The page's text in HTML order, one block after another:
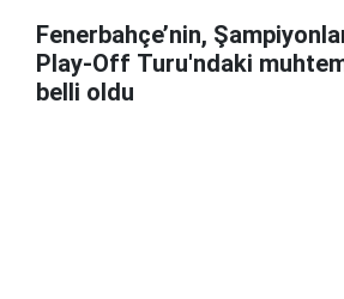
Fenerbahçe’nin,
Play-Off Turu'ndaki
belli oldu